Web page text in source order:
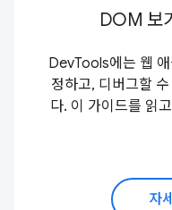
DOM 보
DevTools에는 웹
정하고, 디버그할
다. 이 가이드를 읽
자